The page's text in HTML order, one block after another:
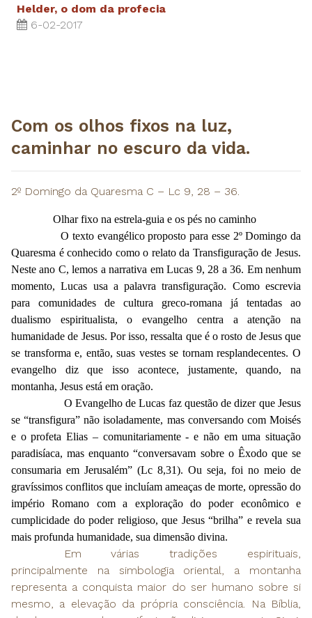
Helder, o dom da profecia
6-02-2017
Com os olhos fixos na luz,
caminhar no escuro da vida.
2º Domingo da Quaresma C – Lc 9, 28 – 36.
Olhar fixo na estrela-guia e os pés no caminho
O texto evangélico proposto para esse 2º Domingo da
Quaresma é conhecido como o relato da Transfiguração de Jesus.
Neste ano C, lemos a narrativa em Lucas 9, 28 a 36. Em nenhum
momento, Lucas usa a palavra transfiguração. Como escrevia
para comunidades de cultura greco-romana já tentadas ao
dualismo espiritualista, o evangelho centra a atenção na
humanidade de Jesus. Por isso, ressalta que é o rosto de Jesus que
se transforma e, então, suas vestes se tornam resplandecentes. O
evangelho diz que isso acontece, justamente, quando, na
montanha, Jesus está em oração.
O Evangelho de Lucas faz questão de dizer que Jesus
se “transfigura” não isoladamente, mas conversando com Moisés
e o profeta Elias – comunitariamente - e não em uma situação
paradisíaca, mas enquanto “conversavam sobre o Êxodo que se
consumaria em Jerusalém” (Lc 8,31). Ou seja, foi no meio de
gravíssimos conflitos que incluíam ameaças de morte, opressão do
império Romano com a exploração do poder econômico e
cumplicidade do poder religioso, que Jesus “brilha” e revela sua
mais profunda humanidade, sua dimensão divina.
Em várias tradições espirituais,
principalmente na simbologia oriental, a montanha
representa a conquista maior do ser humano sobre si
mesmo, a elevação da própria consciência. Na Bíblia,